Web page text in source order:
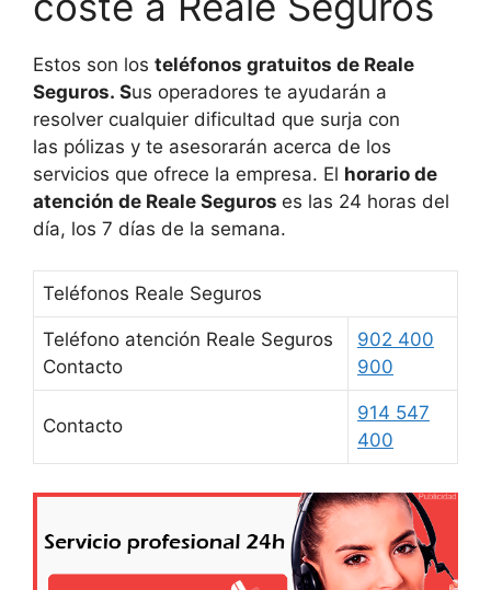
Estos son los teléfonos gratuitos de Reale
Seguros. Sus operadores te ayudarán a
resolver cualquier dificultad que surja con
las pólizas y te asesorarán acerca de los
servicios que ofrece la empresa. El horario de
atención de Reale Seguros es las 24 horas del
día, los 7 días de la semana.
Teléfonos Reale Seguros
Teléfono atención Reale Seguros
Contacto
902 400
900
Contacto
914 547
400